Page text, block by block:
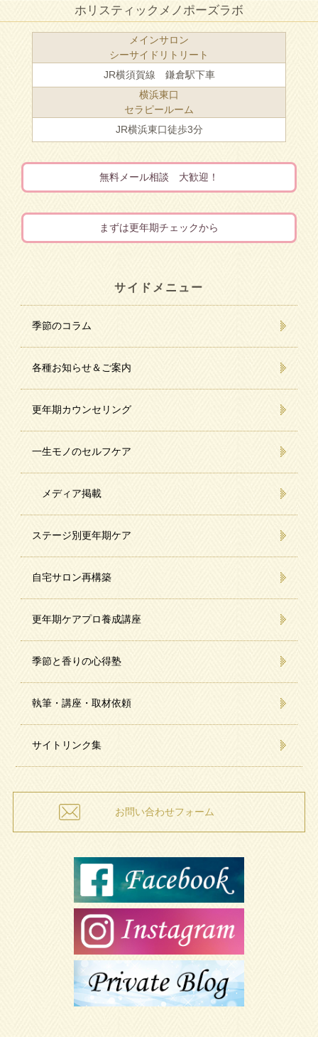
ホリスティックメノポーズラボ
メインサロン
シーサイドリトリート
JR横須賀線 鎌倉駅下車
横浜東口
セラピールーム
JR横浜東口徒歩3分
無料メール相談 大歓迎！
まずは更年期チェックから
サイドメニュー
季節のコラム
各種お知らせ＆ご案内
更年期カウンセリング
一生モノのセルフケア
メディア掲載
ステージ別更年期ケア
自宅サロン再構築
更年期ケアプロ養成講座
季節と香りの心得塾
執筆・講座・取材依頼
サイトリンク集
お問い合わせフォーム